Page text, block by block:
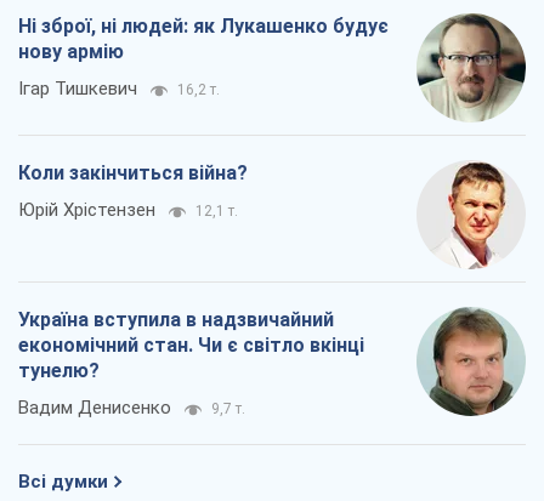
Ні зброї, ні людей: як Лукашенко будує
нову армію
Ігар Тишкевич 16,2 т.
Коли закінчиться війна?
Юрій Хрістензен 12,1 т.
Україна вступила в надзвичайний
економічний стан. Чи є світло вкінці
тунелю?
Вадим Денисенко 9,7 т.
Всі думки